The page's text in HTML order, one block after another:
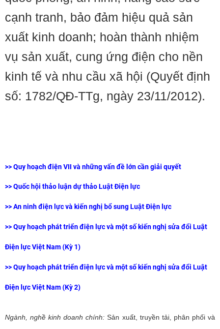
cạnh tranh, bảo đảm hiệu quả sản
xuất kinh doanh; hoàn thành nhiệm
vụ sản xuất, cung ứng điện cho nền
kinh tế và nhu cầu xã hội (Quyết định
số: 1782/QĐ-TTg, ngày 23/11/2012).
>>Quy hoạch điện VII và những vấn đề lớn cần giải quyết
>>Quốc hội thảo luận dự thảo Luật Điện lực
>> An ninh điện lực và kiến nghị bổ sung Luật Điện lực
>> Quy hoạch phát triển điện lực và một số kiến nghị sửa đổi Luật
Điện lực Việt Nam (Kỳ 1)
>> Quy hoạch phát triển điện lực và một số kiến nghị sửa đổi Luật
Điện lực Việt Nam (Kỳ 2)
Ngành, nghề kinh doanh chính: Sản xuất, truyền tải, phân phối và